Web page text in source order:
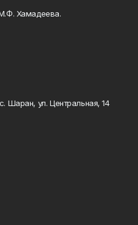
Хамадеева.
Шаран, ул. Центральная, 14